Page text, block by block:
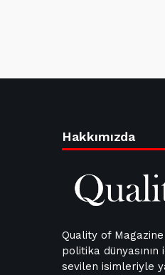
Hakkımızda
Quality of
politika
sevilen isimleriyle